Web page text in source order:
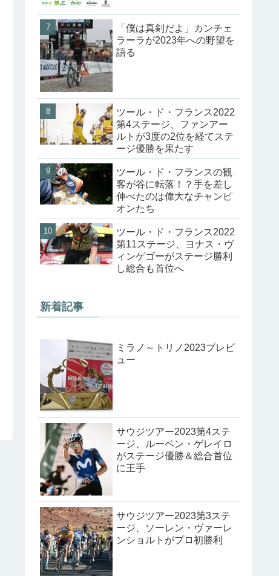
「僕は真剣だよ」カンチェ
ラーラが2023年への野望を
語る
ツール・ド・フランス2022
第4ステージ、ファンアー
ルトが3度の2位を経てステ
ージ優勝を果たす
ツール・ド・フランスの観
客が谷に転落！？手を差し
伸べたのは偉大なチャンピ
オンたち
ツール・ド・フランス2022
第11ステージ、ヨナス・ヴ
ィンゲゴーがステージ勝利
し総合も首位へ
新着記事
ミラノ～トリノ2023プレビ
ュー
サウジツアー2023第4ステ
ージ、ルーベン・ゲレイロ
がステージ優勝＆総合首位
に王手
サウジツアー2023第3ステ
ージ、ソーレン・ヴァーレ
ンショルトがプロ初勝利